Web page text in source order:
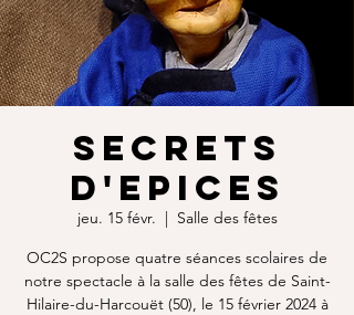
SECRETS
D'EPICES
jeu. 15 févr.
  |
Salle des fêtes
OC2S propose quatre séances scolaires de
notre spectacle à la salle des fêtes de Saint-
Hilaire-du-Harcouët (50), le 15 février 2024 à